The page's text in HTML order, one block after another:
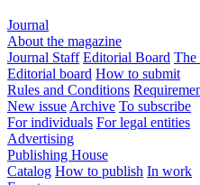
Journal
About the magazine
Journal Staff Editorial Board The
Editorial board How to submit
Rules and Conditions
New issue Archive To subscribe
For individuals For legal entities
Advertising
Publishing House
Catalog How to publish In work